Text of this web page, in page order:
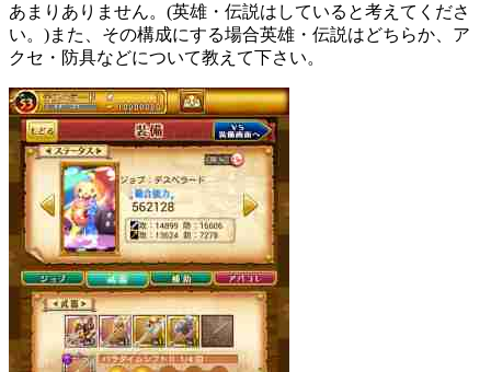
あまりありません。(英雄・伝説はしていると考えてくださ
い。)また、その構成にする場合英雄・伝説はどちらか、ア
クセ・防具などについて教えて下さい。